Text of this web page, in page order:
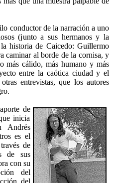
conductor de la narración a uno
(junto a sus hermanos y la
historia de Caicedo: Guillermo
caminar al borde de la cornisa, y
más cálido, más humano y más
entre la caótica ciudad y el
entrevistas, que los autores
de
inicia
Andrés
es el
de
de sus
con su
del
del